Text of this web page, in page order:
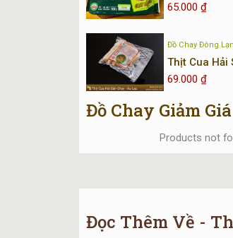
65.000 ₫
Đồ Chay Đông
Thịt Cua Hải
69.000 ₫
Đồ Chay Giảm Giá
Products not
Đọc Thêm Về -